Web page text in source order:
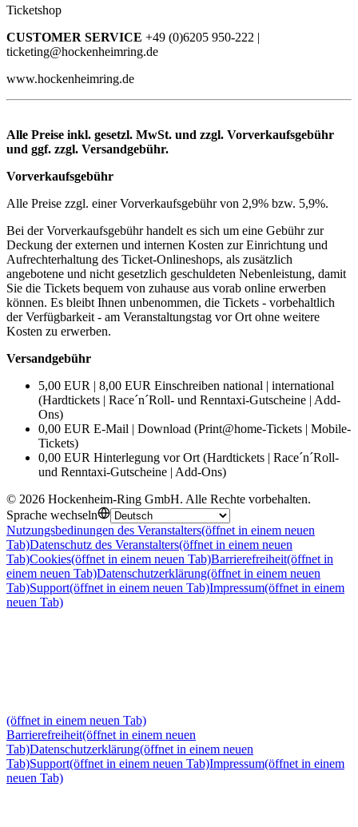
Ticketshop
CUSTOMER SERVICE +49 (0)6205 950-222 |
ticketing@hockenheimring.de
www.hockenheimring.de
Alle Preise inkl. gesetzl. MwSt. und zzgl. Vorverkaufsgebühr
und ggf. zzgl. Versandgebühr.
Vorverkaufsgebühr
Alle Preise zzgl. einer Vorverkaufsgebühr von 2,9% bzw. 5,9%.
Bei der Vorverkaufsgebühr handelt es sich um eine Gebühr zur
Deckung der externen und internen Kosten zur Einrichtung und
Aufrechterhaltung des Ticket-Onlineshops, als zusätzlich
angebotene und nicht gesetzlich geschuldeten Nebenleistung, damit
Sie die Tickets bequem von zuhause aus vorab online erwerben
können. Es bleibt Ihnen unbenommen, die Tickets - vorbehaltlich
der Verfügbarkeit - am Veranstaltungstag vor Ort ohne weitere
Kosten zu erwerben.
Versandgebühr
5,00 EUR | 8,00 EUR Einschreiben national | international
(Hardtickets | Race´n´Roll- und Renntaxi-Gutscheine | Add-
Ons)
0,00 EUR E-Mail | Download (Print@home-Tickets | Mobile-
Tickets)
0,00 EUR Hinterlegung vor Ort (Hardtickets | Race´n´Roll-
und Renntaxi-Gutscheine | Add-Ons)
© 2026 Hockenheim-Ring GmbH. Alle Rechte vorbehalten.
Sprache wechseln
Nutzungsbedinungen des Veranstalters(öffnet in einem neuen
Tab)Datenschutz des Veranstalters(öffnet in einem neuen
Tab)Cookies(öffnet in einem neuen Tab)Barrierefreiheit(öffnet in
einem neuen Tab)Datenschutzerklärung(öffnet in einem neuen
Tab)Support(öffnet in einem neuen Tab)Impressum(öffnet in einem
neuen Tab)
(öffnet in einem neuen Tab)
Barrierefreiheit(öffnet in einem neuen
Tab)Datenschutzerklärung(öffnet in einem neuen
Tab)Support(öffnet in einem neuen Tab)Impressum(öffnet in einem
neuen Tab)